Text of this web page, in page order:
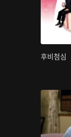
후비첨심